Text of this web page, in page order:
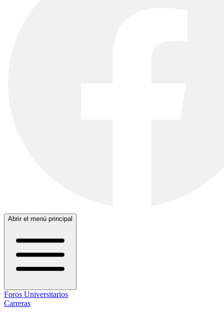
Abrir el menú principal
Foros Universitarios
Carreras